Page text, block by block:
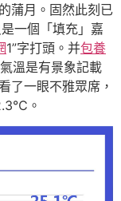
蒲月。固然此刻已
一個「填充」嘉
1”字打頭。并包養
溫是有景象記載
了一眼不雅眾席，
。